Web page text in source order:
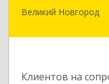
Великий Новгород
Клиентов на
173003,